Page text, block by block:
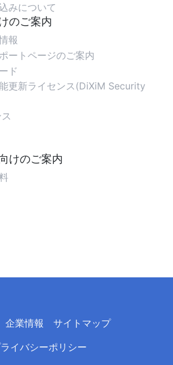
みについて
のご案内
報
ートページのご案内
ド
更新ライセンス(DiXiM Security
けのご案内
企業情報
サイトマップ
イバシーポリシー